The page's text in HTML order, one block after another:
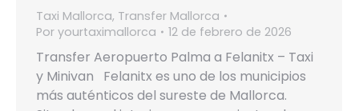
Taxi Mallorca, Transfer Mallorca
Por yourtaximallorca 12 de febrero de 2026
Transfer Aeropuerto Palma a Felanitx – Taxi
y Minivan Felanitx es uno de los municipios
más auténticos del sureste de Mallorca.